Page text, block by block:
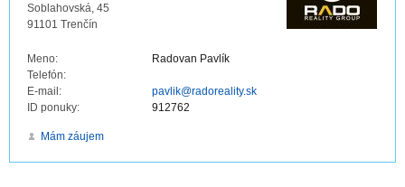
Soblahovská, 45
91101 Trenčín
Meno:
Radovan Pavlík
Telefón:
E-mail:
pavlik@radoreality.sk
ID ponuky:
912762
Mám záujem